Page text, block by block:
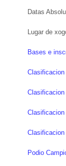
Datas
Lugar de
Bases e
Clasificacion
Clasificacion
Clasificacion
Clasificacion
Podio